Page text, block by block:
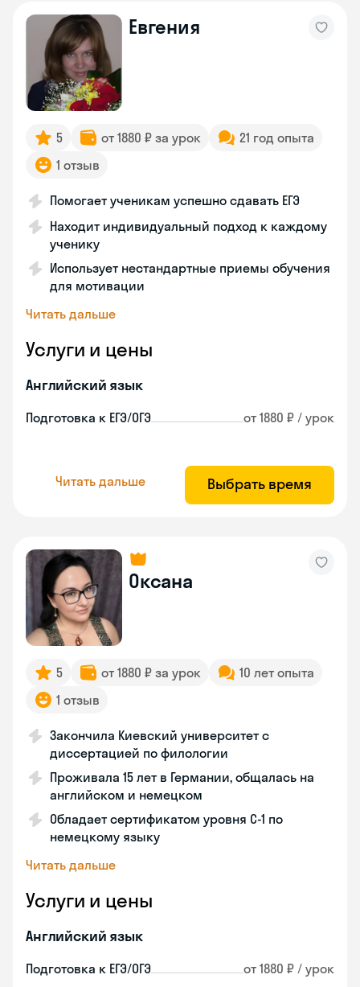
Евгения
5 от 1880 ₽ за урок
21 год опыта
1 отзыв
Помогает ученикам успешно сдавать ЕГЭ
Находит индивидуальный подход к каждому
ученику
Использует нестандартные приемы обучения
для мотивации
Читать дальше
Услуги и цены
Английский язык
Подготовка к ЕГЭ/ОГЭ от 1880 ₽ / урок
Читать дальше Выбрать время
Оксана
5 от 1880 ₽ за урок
10 лет опыта
1 отзыв
Закончила Киевский университет с
диссертацией по филологии
Проживала 15 лет в Германии, общалась на
английском и немецком
Обладает сертификатом уровня C-1 по
немецкому языку
Читать дальше
Услуги и цены
Английский язык
Подготовка к ЕГЭ/ОГЭ от 1880 ₽ / урок